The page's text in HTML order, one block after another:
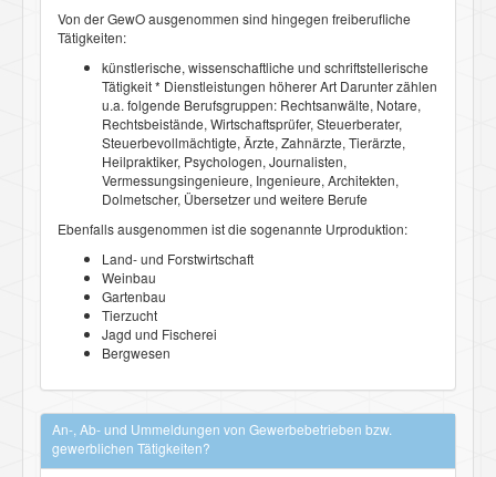
Von der GewO ausgenommen sind hingegen freiberufliche
Tätigkeiten:
künstlerische, wissenschaftliche und schriftstellerische
Tätigkeit * Dienstleistungen höherer Art Darunter zählen
u.a. folgende Berufsgruppen: Rechtsanwälte, Notare,
Rechtsbeistände, Wirtschaftsprüfer, Steuerberater,
Steuerbevollmächtigte, Ärzte, Zahnärzte, Tierärzte,
Heilpraktiker, Psychologen, Journalisten,
Vermessungsingenieure, Ingenieure, Architekten,
Dolmetscher, Übersetzer und weitere Berufe
Ebenfalls ausgenommen ist die sogenannte Urproduktion:
Land- und Forstwirtschaft
Weinbau
Gartenbau
Tierzucht
Jagd und Fischerei
Bergwesen
An-, Ab- und Ummeldungen von Gewerbebetrieben bzw.
gewerblichen Tätigkeiten?